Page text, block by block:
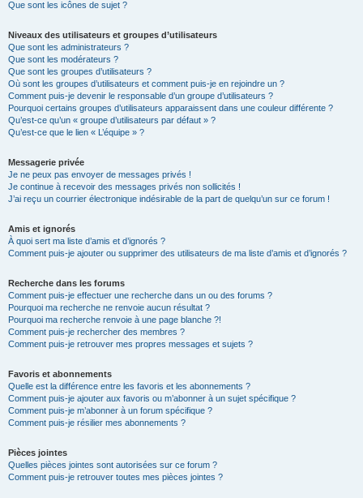
Que sont les icônes de sujet ?
Niveaux des utilisateurs et groupes d’utilisateurs
Que sont les administrateurs ?
Que sont les modérateurs ?
Que sont les groupes d’utilisateurs ?
Où sont les groupes d’utilisateurs et comment puis-je en rejoindre un ?
Comment puis-je devenir le responsable d’un groupe d’utilisateurs ?
Pourquoi certains groupes d’utilisateurs apparaissent dans une couleur différente ?
Qu’est-ce qu’un « groupe d’utilisateurs par défaut » ?
Qu’est-ce que le lien « L’équipe » ?
Messagerie privée
Je ne peux pas envoyer de messages privés !
Je continue à recevoir des messages privés non sollicités !
J’ai reçu un courrier électronique indésirable de la part de quelqu’un sur ce forum !
Amis et ignorés
À quoi sert ma liste d’amis et d’ignorés ?
Comment puis-je ajouter ou supprimer des utilisateurs de ma liste d’amis et d’ignorés ?
Recherche dans les forums
Comment puis-je effectuer une recherche dans un ou des forums ?
Pourquoi ma recherche ne renvoie aucun résultat ?
Pourquoi ma recherche renvoie à une page blanche ?!
Comment puis-je rechercher des membres ?
Comment puis-je retrouver mes propres messages et sujets ?
Favoris et abonnements
Quelle est la différence entre les favoris et les abonnements ?
Comment puis-je ajouter aux favoris ou m’abonner à un sujet spécifique ?
Comment puis-je m’abonner à un forum spécifique ?
Comment puis-je résilier mes abonnements ?
Pièces jointes
Quelles pièces jointes sont autorisées sur ce forum ?
Comment puis-je retrouver toutes mes pièces jointes ?